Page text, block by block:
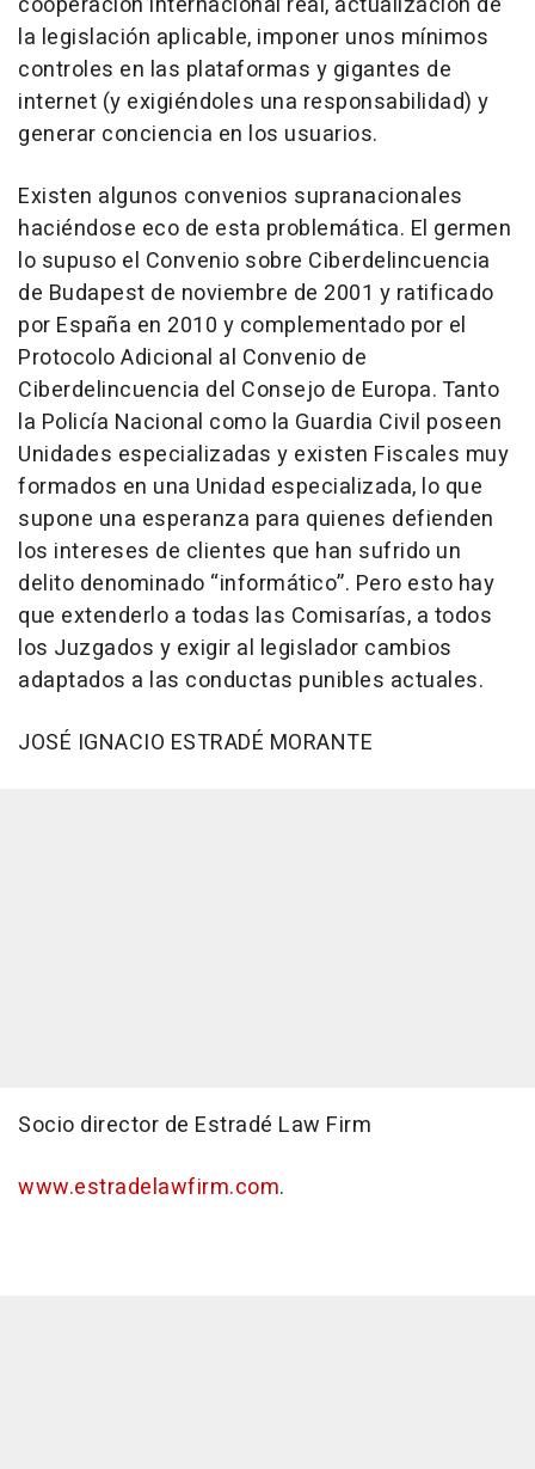
la legislación aplicable, imponer unos mínimos
controles en las plataformas y gigantes de
internet (y exigiéndoles una responsabilidad) y
generar conciencia en los usuarios.
Existen algunos convenios supranacionales
haciéndose eco de esta problemática. El germen
lo supuso el Convenio sobre Ciberdelincuencia
de Budapest de noviembre de 2001 y ratificado
por España en 2010 y complementado por el
Protocolo Adicional al Convenio de
Ciberdelincuencia del Consejo de Europa. Tanto
la Policía Nacional como la Guardia Civil poseen
Unidades especializadas y existen Fiscales muy
formados en una Unidad especializada, lo que
supone una esperanza para quienes defienden
los intereses de clientes que han sufrido un
delito denominado “informático”. Pero esto hay
que extenderlo a todas las Comisarías, a todos
los Juzgados y exigir al legislador cambios
adaptados a las conductas punibles actuales.
JOSÉ IGNACIO ESTRADÉ MORANTE
Socio director de Estradé Law Firm
www.estradelawfirm.com.